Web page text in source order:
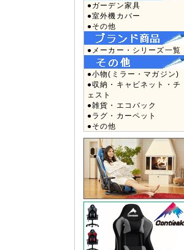
●ガーデン家具
●室外機カバー
●その他
●メーカー・シリーズ一覧
●小物(ミラー・マガジン)
●収納・キャビネット・チ
ェスト
●雑貨・エコバック
●ラグ・カーペット
●その他